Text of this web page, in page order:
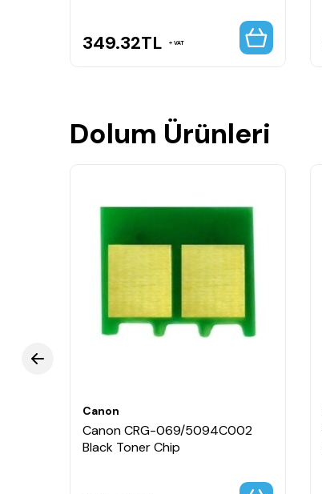
349.32TL VAT
Dolum Ürünleri
Canon
Canon CRG-069/5094C002
Black Toner Chip